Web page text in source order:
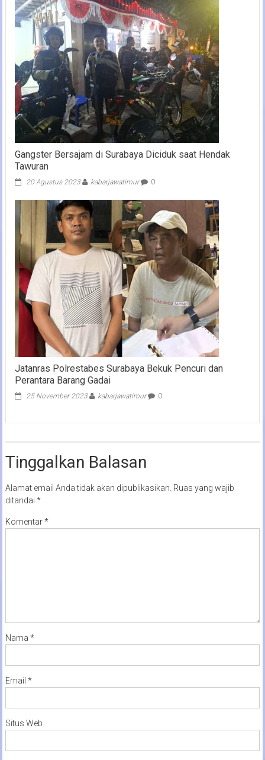
Gangster Bersajam di Surabaya Diciduk saat Hendak
Tawuran
20 Agustus 2023 kabarjawatimur 0
Jatanras Polrestabes Surabaya Bekuk Pencuri dan
Perantara Barang Gadai
25 November 2023 kabarjawatimur 0
Tinggalkan Balasan
Alamat email Anda tidak akan dipublikasikan. Ruas yang wajib
ditandai *
Komentar*
Nama *
Email *
Situs Web